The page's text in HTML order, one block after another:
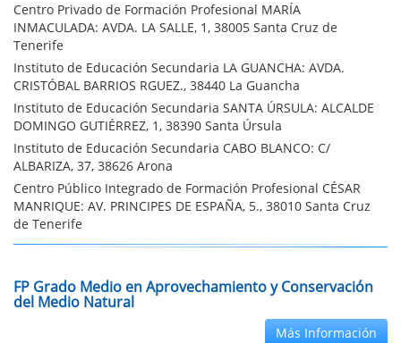
Centro Privado de Formación Profesional MARÍA
INMACULADA: AVDA. LA SALLE, 1, 38005 Santa Cruz de
Tenerife
Instituto de Educación Secundaria LA GUANCHA: AVDA.
CRISTÓBAL BARRIOS RGUEZ., 38440 La Guancha
Instituto de Educación Secundaria SANTA ÚRSULA: ALCALDE
DOMINGO GUTIÉRREZ, 1, 38390 Santa Úrsula
Instituto de Educación Secundaria CABO BLANCO: C/
ALBARIZA, 37, 38626 Arona
Centro Público Integrado de Formación Profesional CÉSAR
MANRIQUE: AV. PRINCIPES DE ESPAÑA, 5., 38010 Santa Cruz
de Tenerife
FP Grado Medio en Aprovechamiento y Conservación
del Medio Natural
Más Información